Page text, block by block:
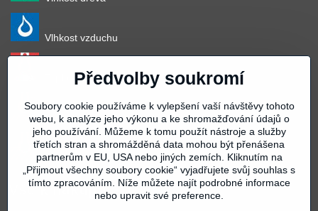
Vlhkost vzduchu
Teplota vzduchu
Teplota povrchu
Teplota materiálu
Vše k nákupu
Předvolby soukromí
Soubory cookie používáme k vylepšení vaší návštěvy tohoto
webu, k analýze jeho výkonu a ke shromažďování údajů o
jeho používání. Můžeme k tomu použít nástroje a služby
třetích stran a shromážděná data mohou být přenášena
partnerům v EU, USA nebo jiných zemích. Kliknutím na
„Přijmout všechny soubory cookie“ vyjadřujete svůj souhlas s
tímto zpracováním. Níže můžete najít podrobné informace
nebo upravit své preference.